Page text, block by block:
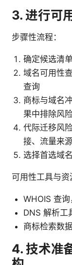
3. 进行可
步骤性流程：
确定候选清
域名可用性
查询
商标与域名
果中排除风
代际迁移风
接、流量来
选择首选域
可用性工具与资
WHOIS 查
DNS 解析工
商标检索数
4. 技术准